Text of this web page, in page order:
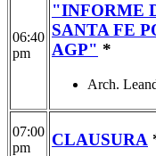
06:40
pm
"INFORME
SANTA FE
AGP" *
Arch.
07:00
pm
CLAUSURA